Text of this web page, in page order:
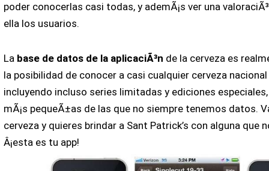
poder conocerlas casi todas, y ademÃ¡s ver una
ella los usuarios.
La base de datos de la aplicaciÃ³n de la cerveza es
la posibilidad de conocer a casi cualquier cerveza
incluyendo incluso series limitadas y ediciones
mÃ¡s pequeÃ±as de las que no siempre tenemos datos.
cerveza y quieres brindar a Sant Patrick’s con alguna que
Â¡esta es tu app!